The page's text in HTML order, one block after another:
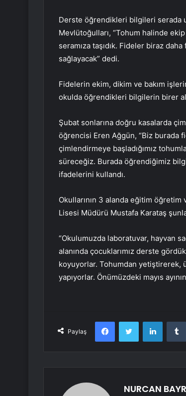
Derste öğrendikleri bilgileri serada
Mevlütoğulları, “Tohum halinde
seramıza taşıdık. Fideler biraz
sağlayacak” dedi.
Fidelerin ekim, dikim ve bakım
okulda öğrendikleri bilgilerin birer
Şubat sonlarına doğru kasalarda
öğrencisi Eren Ağgün, “Biz burada
çimlendirmeye başladığımız
süreceğiz. Burada öğrendiğimiz
ifadelerini kullandı.
Okullarının 3 alanda eğitim
Lisesi Müdürü Mustafa Karataş
“Okulumuzda laboratuvar, hayvan
alanında çocuklarımız derste
koyuyorlar. Tohumdan yetiştirerek,
yapıyorlar. Önümüzdeki mayıs
Paylaş
FacebookTwitter LinkedIn
NURCAN